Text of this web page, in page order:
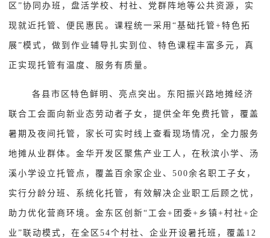
区”协同办班，盘活学校、村社、党群阵地等公共资源，实
现就近托管、便民惠民。课程统一采用“基础托管+特色拓
展”模式，做到作业辅导扎实到位、特色课程丰富多元，真
正实现托管有温度、服务有质量。
各县市区特色鲜明、亮点突出。东阳振兴路地摊经济
联合工会面向新业态劳动者子女，提供全年免费托管，覆盖
暑期及夜间托管，家长可实时线上查看现场情况，全力服务
地摊从业群体。金华开发区聚焦产业工人，在秋滨小学、汤
溪小学设立托管点，覆盖百余家企业、500余名职工子女，
实行分龄分班、系统化托管，有效解决企业职工后顾之忧，
助力优化营商环境。金东区创新“工会+团委+乡镇+村社+企
业”联动模式，在全区54个村社、企业开设暑托班，覆盖12